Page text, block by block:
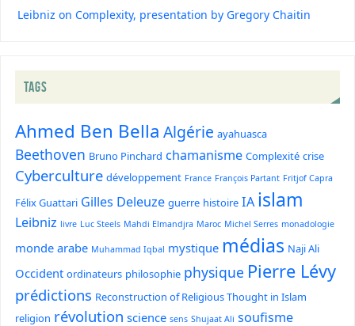
Leibniz on Complexity, presentation by Gregory Chaitin
TAGS
Ahmed Ben Bella Algérie ayahuasca
Beethoven Bruno Pinchard chamanisme Complexité crise
Cyberculture développement France François Partant Fritjof Capra
Félix Guattari Gilles Deleuze guerre histoire IA islam
Leibniz livre Luc Steels Mahdi Elmandjra Maroc Michel Serres monadologie
monde arabe Muhammad Iqbal mystique médias Naji Ali
Occident ordinateurs philosophie physique Pierre Lévy
prédictions Reconstruction of Religious Thought in Islam
religion révolution science sens Shujaat Ali soufisme